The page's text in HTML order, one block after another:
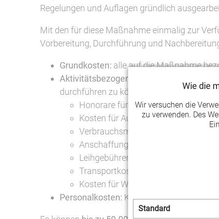
Regelungen und Auflagen gründlich
Mit den für diese Maßnahme einmalig zur
Vorbereitung, Durchführung und
Grundkosten: alle auf die Maßnahme
Aktivitätsbezogene Kosten:
alle auf die
durchführen zu können, wie zum Beispiel:
Honorare für Künstler*Innen,
Kosten für Aushilfen, z.B. an der
Verbrauchsmaterial, was der
Anschaffungen (bis zu einem Wert
Leihgebühren
Transportkosten für dezentrale
Kosten für Werbung, GEMA-
Personalkosten: Kosten für
Wie die
Wir versuchen die
zu verwenden. Des
Standard